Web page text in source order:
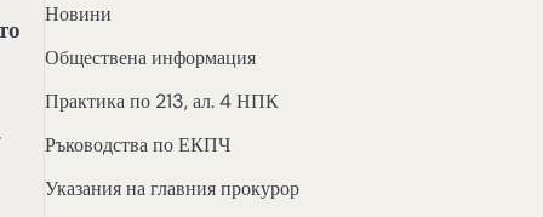
Новини
Обществена информация
Практика по 213, ал. 4 НПК
Ръководства по ЕКПЧ
Указания на главния прокурор